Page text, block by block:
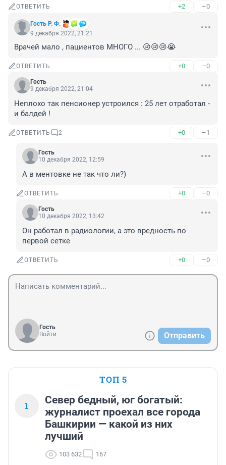
ОТВЕТИТЬ +2 –0
Гость Р. Ф.
9 декабря 2022, 21:21
Врачей мало , пациентов МНОГО ... 😢😢😢😭
ОТВЕТИТЬ +0 –0
Гость
9 декабря 2022, 21:04
Неплохо так пенсионер устроился : 25 лет отработал -
и балдей !
ОТВЕТИТЬ 2 +0 –1
Гость
10 декабря 2022, 12:59
А в ментовке не так что ли?)
ОТВЕТИТЬ +0 –0
Гость
10 декабря 2022, 13:42
Он работал в радиологии, а это вредность по
первой сетке
ОТВЕТИТЬ +0 –0
Гость
Войти
Отправить
ТОП 5
1
Север бедный, юг богатый:
журналист проехал все города
Башкирии — какой из них
лучший
103 632 167